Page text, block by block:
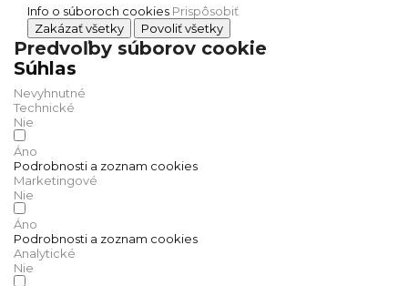
Info o súboroch cookies Prispôsobiť
Zakázať všetky
Povoliť všetky
Predvoľby súborov cookie
Súhlas
Nevyhnutné
Technické
Nie
Áno
Podrobnosti a zoznam cookies
Marketingové
Nie
Áno
Podrobnosti a zoznam cookies
Analytické
Nie